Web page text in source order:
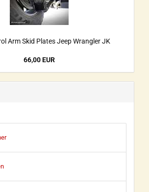
Arm Skid Plates Jeep Wrangler JK
66,00 EUR